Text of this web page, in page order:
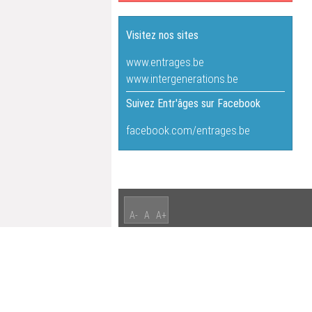
Visitez nos sites
www.entrages.be
www.intergenerations.be
Suivez Entr'âges sur Facebook
facebook.com/entrages.be
A- A A+